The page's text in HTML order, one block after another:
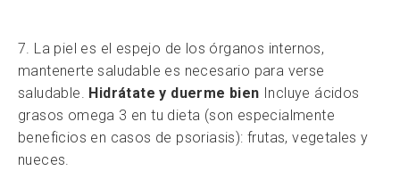
7. La piel es el espejo de los órganos internos,
mantenerte saludable es necesario para verse
saludable. Hidrátate y duerme bien Incluye ácidos
grasos omega 3 en tu dieta (son especialmente
beneficios en casos de psoriasis): frutas, vegetales y
nueces.